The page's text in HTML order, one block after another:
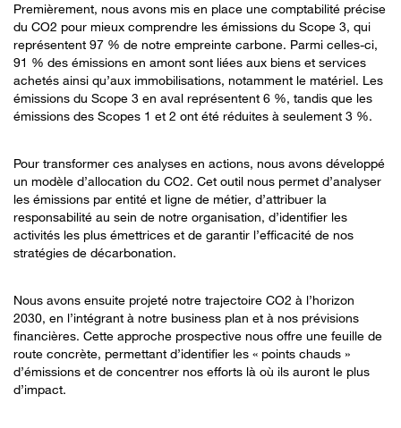
Premièrement, nous avons mis en place une comptabilité précise
du CO2 pour mieux comprendre les émissions du Scope 3, qui
représentent 97 % de notre empreinte carbone. Parmi celles-ci,
91 % des émissions en amont sont liées aux biens et services
achetés ainsi qu’aux immobilisations, notamment le matériel. Les
émissions du Scope 3 en aval représentent 6 %, tandis que les
émissions des Scopes 1 et 2 ont été réduites à seulement 3 %.
Pour transformer ces analyses en actions, nous avons développé
un modèle d’allocation du CO2. Cet outil nous permet d’analyser
les émissions par entité et ligne de métier, d’attribuer la
responsabilité au sein de notre organisation, d’identifier les
activités les plus émettrices et de garantir l’efficacité de nos
stratégies de décarbonation.
Nous avons ensuite projeté notre trajectoire CO2 à l’horizon
2030, en l’intégrant à notre business plan et à nos prévisions
financières. Cette approche prospective nous offre une feuille de
route concrète, permettant d’identifier les « points chauds »
d’émissions et de concentrer nos efforts là où ils auront le plus
d’impact.